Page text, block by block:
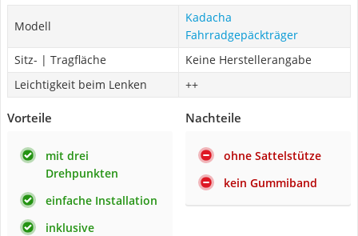
Modell
Kadacha
Fahrradgepäckträger
Sitz- | Tragfläche
Keine Herstellerangabe
Leichtigkeit beim Lenken
++
Vorteile
mit drei
Drehpunkten
einfache Installation
inklusive
Nachteile
ohne Sattelstütze
kein Gummiband